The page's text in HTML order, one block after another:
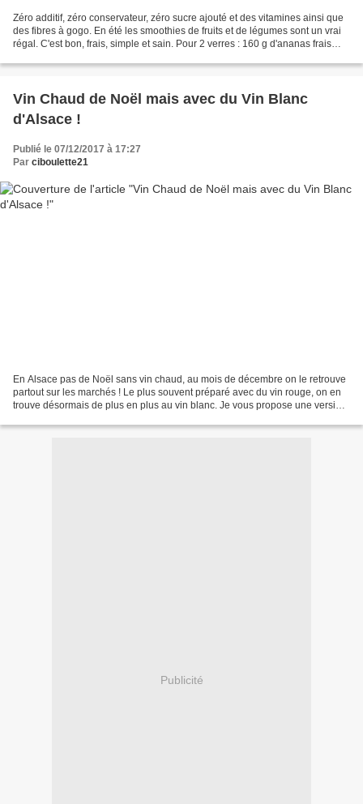
Zéro additif, zéro conservateur, zéro sucre ajouté et des vitamines ainsi que
des fibres à gogo. En été les smoothies de fruits et de légumes sont un vrai
régal. C'est bon, frais, simple et sain. Pour 2 verres : 160 g d'ananas frais
Vin Chaud de Noël mais avec du Vin Blanc
d'Alsace !
Publié le 07/12/2017 à 17:27
Par ciboulette21
En Alsace pas de Noël sans vin chaud, au mois de décembre on le retrouve
partout sur les marchés ! Le plus souvent préparé avec du vin rouge, on en
trouve désormais de plus en plus au vin blanc. Je vous propose une version
Publicité